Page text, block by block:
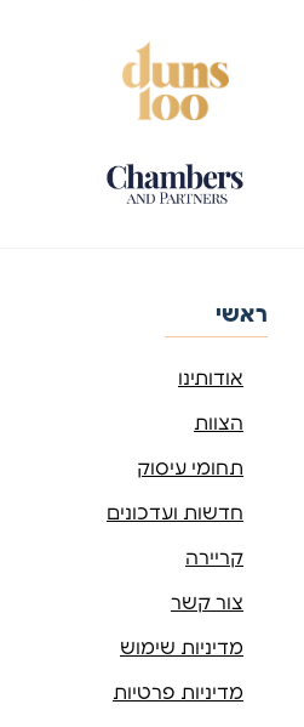
ראשי
אודותינו
הצוות
תחומי עיסוק
חדשות ועדכונים
קריירה
צור קשר
מדיניות שימוש
מדיניות פרטיות